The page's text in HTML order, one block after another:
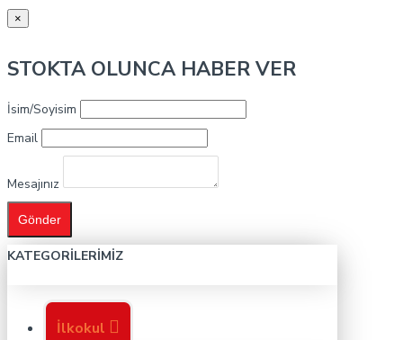
×
STOKTA OLUNCA HABER VER
İsim/Soyisim
Email
Mesajınız
Gönder
KATEGORILERIMIZ
İlkokul